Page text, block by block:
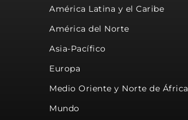
América Latina y el Caribe
América del Norte
Asia-Pacífico
Europa
Medio Oriente y Norte de África
Mundo